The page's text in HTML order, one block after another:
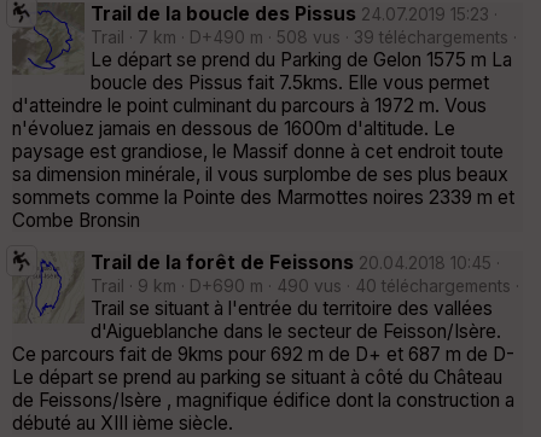
Trail de la boucle des Pissus 24.07.2019 15:23 ·
Trail · 7 km · D+490 m · 508 vus · 39 téléchargements ·
Le départ se prend du Parking de Gelon 1575 m La
boucle des Pissus fait 7.5kms. Elle vous permet
d'atteindre le point culminant du parcours à 1972 m. Vous
n'évoluez jamais en dessous de 1600m d'altitude. Le
paysage est grandiose, le Massif donne à cet endroit toute
sa dimension minérale, il vous surplombe de ses plus beaux
sommets comme la Pointe des Marmottes noires 2339 m et
Combe Bronsin
Trail de la forêt de Feissons 20.04.2018 10:45 ·
Trail · 9 km · D+690 m · 490 vus · 40 téléchargements ·
Trail se situant à l'entrée du territoire des vallées
d'Aigueblanche dans le secteur de Feisson/Isère.
Ce parcours fait de 9kms pour 692 m de D+ et 687 m de D-
Le départ se prend au parking se situant à côté du Château
de Feissons/Isère , magnifique édifice dont la construction a
débuté au XIII ième siècle.